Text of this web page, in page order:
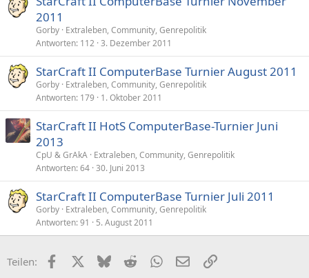
2011
Gorby Extraleben, Community, Genrepolitik
Antworten 112 3. Dezember 2011
StarCraft II ComputerBase Turnier August 2011
Gorby Extraleben, Community, Genrepolitik
Antworten 179 1. Oktober 2011
StarCraft II HotS ComputerBase-Turnier Juni
2013
CpU & GrAkA Extraleben, Community, Genrepolitik
Antworten 64 30. Juni 2013
StarCraft II ComputerBase Turnier Juli 2011
Gorby Extraleben, Community, Genrepolitik
Antworten 91 5. August 2011
Teilen: FacebookX (Twitter)
BlueskyRedditWhatsApp
E-MailLink